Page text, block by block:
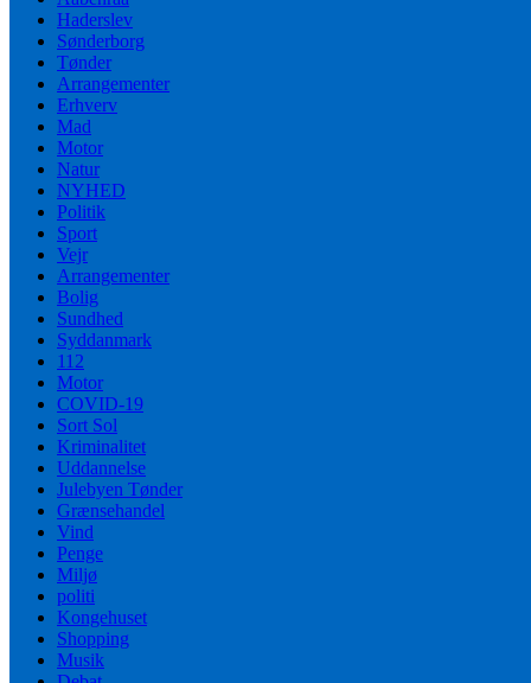
Haderslev
Sønderborg
Tønder
Arrangementer
Erhverv
Mad
Motor
Natur
NYHED
Politik
Sport
Vejr
Arrangementer
Bolig
Sundhed
Syddanmark
112
Motor
COVID-19
Sort Sol
Kriminalitet
Uddannelse
Julebyen Tønder
Grænsehandel
Vind
Penge
Miljø
politi
Kongehuset
Shopping
Musik